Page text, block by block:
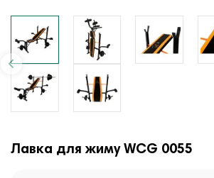
Лавка для жиму WCG 0055